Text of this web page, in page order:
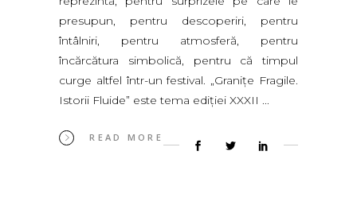
presupun, pentru descoperiri, pentru
întâlniri, pentru atmosferă, pentru
încărcătura simbolică, pentru că timpul
curge altfel într-un festival. „Graniţe Fragile.
Istorii Fluide” este tema ediţiei XXXII
READ MORE